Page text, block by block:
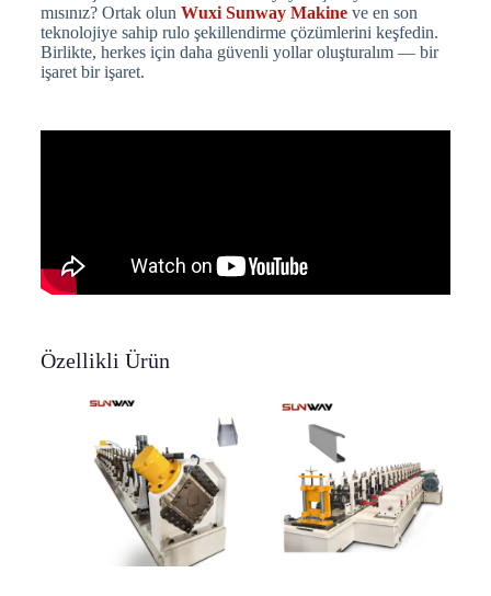
mısınız? Ortak olun Wuxi Sunway Makineve en son
teknolojiye sahip rulo şekillendirme çözümlerini keşfedin.
Birlikte, herkes için daha güvenli yollar oluşturalım — bir
işaret bir işaret.
Özellikli Ürün